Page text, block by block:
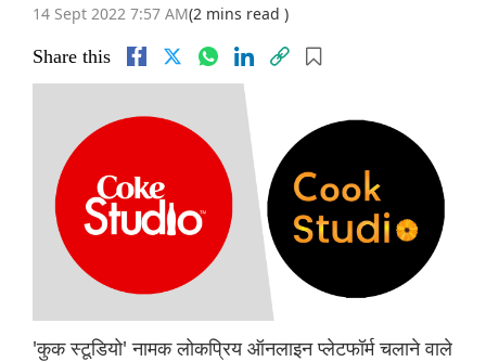
14 Sept 2022 7:57 AM(2 mins read )
Share this
'कुक स्टूडियो' नामक लोकप्रिय ऑनलाइन प्लेटफॉर्म चलाने वाले